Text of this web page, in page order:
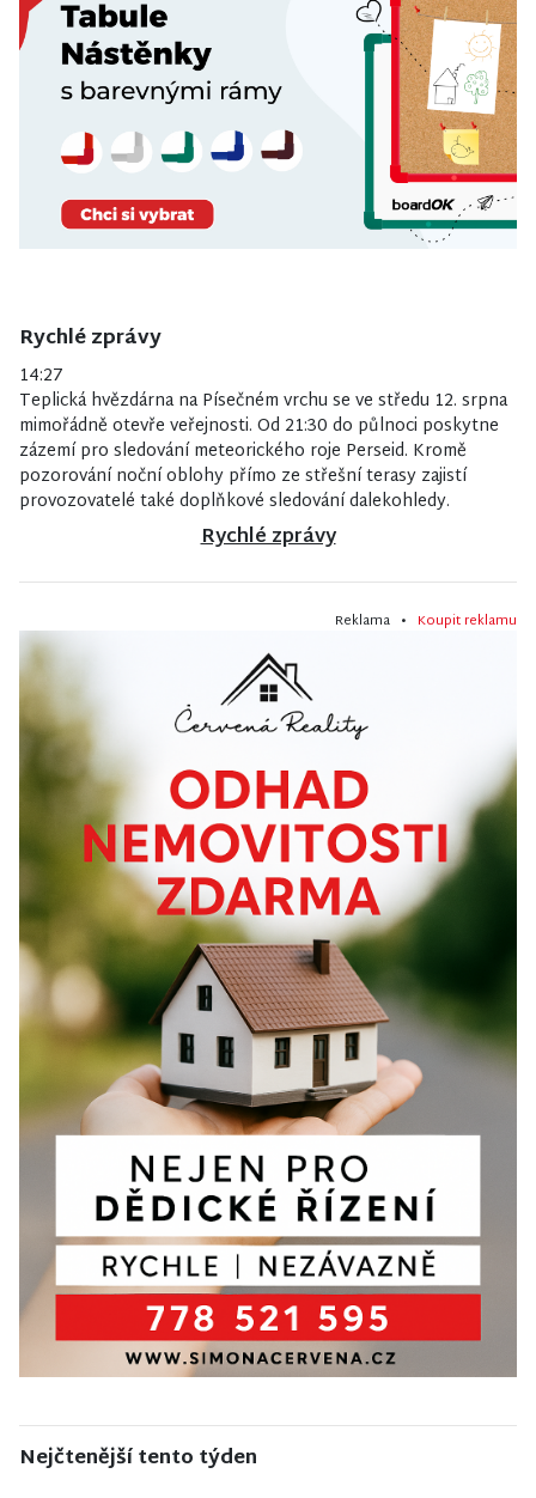
Rychlé zprávy
14:27
Teplická hvězdárna na Písečném vrchu se ve středu 12. srpna
mimořádně otevře veřejnosti. Od 21:30 do půlnoci poskytne
zázemí pro sledování meteorického roje Perseid. Kromě
pozorování noční oblohy přímo ze střešní terasy zajistí
provozovatelé také doplňkové sledování dalekohledy.
Rychlé zprávy
Reklama • Koupit reklamu
Nejčtenější tento týden